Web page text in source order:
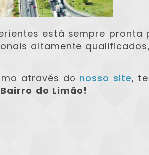
está sempre
altamente
através do nosso site,
do Limão!